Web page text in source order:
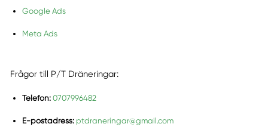
Google Ads
Meta Ads
Frågor till P/T Dräneringar:
Telefon: 0707996482
E-postadress: ptdraneringar@gmail.com